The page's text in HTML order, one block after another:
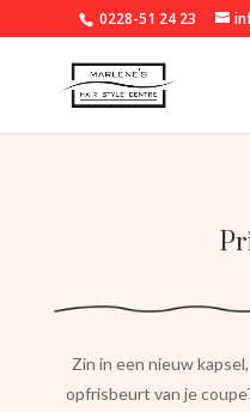
0228-51 24 23
Zin in een nieuw
opfrisbeurt van je